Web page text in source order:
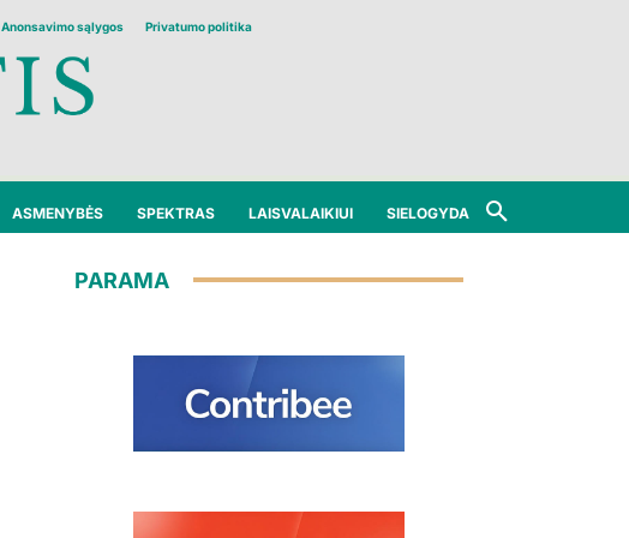
Anonsavimo sąlygos Privatumo politika
ASMENYBĖS SPEKTRAS LAISVALAIKIUI SIELOGYDA
PARAMA